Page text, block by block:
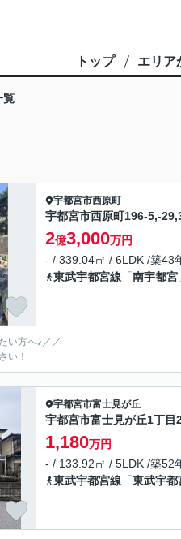
トップ エリア
覧
宇都宮市西原町
宇都宮市西原町196-5,-
2億3,000万円
- / 339.04㎡ / 6LDK /築43
東武宇都宮線 「南宇都宮
い方へ♪／／
い！
宇都宮市富士見が丘
宇都宮市富士見が丘1丁目
1,180万円
- / 133.92㎡ / 5LDK /築52
東武宇都宮線 「東武宇都